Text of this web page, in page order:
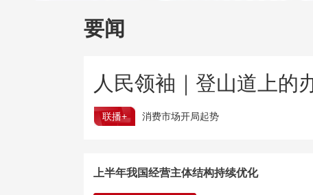
要闻
人民领袖｜登山道上的
联播+ 消费市场开局起势
上半年我国经营主体结构持续优化